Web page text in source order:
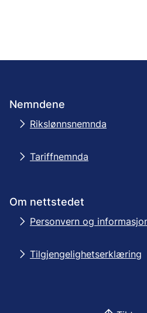
Nemndene
Rikslønnsnemnda
Tariffnemnda
Om nettstedet
Personvern og
Tilgjengelighetserklæring